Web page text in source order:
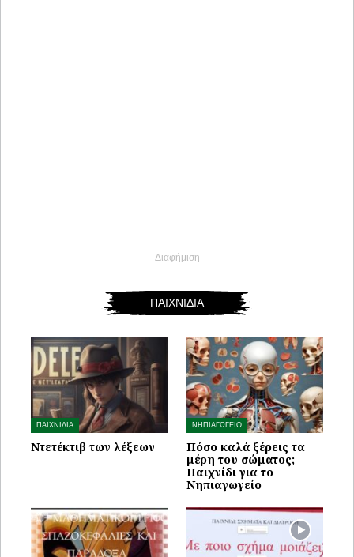
Διαφήμιση
ΠΑΙΧΝΙΔΙΑ
ΠΑΙΧΝΙΔΙΑ
Ντετέκτιβ των λέξεων
ΝΗΠΙΑΓΩΓΕΙΟ
Πόσο καλά ξέρεις τα
μέρη του σώματος;
Παιχνίδι για το
Νηπιαγωγείο